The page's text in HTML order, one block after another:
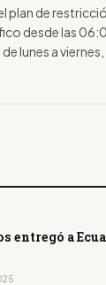
plan de
desde las
lunes a
entregó a